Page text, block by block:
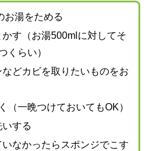
お湯をためる
す（お湯500mlに対してそ
くらい）
どカビを取りたいものをお
（一晩つけておいてもOK）
する
なかったらスポンジでこす